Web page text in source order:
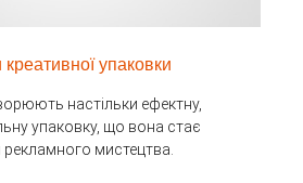
упаковки
настільки ефектну,
упаковку, що вона стає
мистецтва.